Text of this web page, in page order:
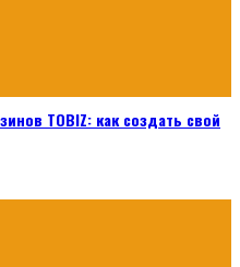
TOBIZ: как создать свой